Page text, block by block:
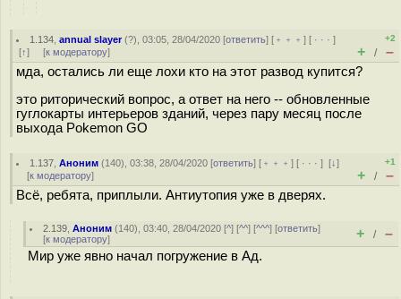
1.134 ,annual slayer(?), 03:05, 28/04/2020 [ответить] [ ﹢﹢﹢] [ · · ·]
[↑] [к модератору]
+2
+ / –
мда, остались ли еще лохи кто на этот развод купится?
это риторический вопрос, а ответ на него -- обновленные
гуглокарты интерьеров зданий, через пару месяц после
выхода Pokemon GO
1.137 ,Аноним (140), 03:38, 28/04/2020 [ответить] [ ﹢﹢﹢] [ · · ·][↓]
[к модератору]
+1
+ / –
Всё, ребята, приплыли. Антиутопия уже в дверях.
2.139 ,Аноним (140), 03:40, 28/04/2020 [^] [^^] [^^^] [ответить]
[к модератору] + / –
Мир уже явно начал погружение в Ад.